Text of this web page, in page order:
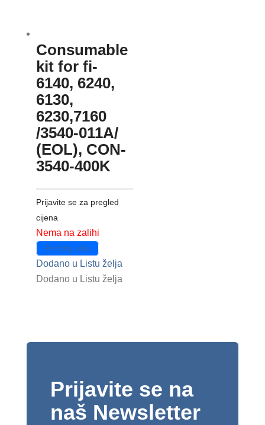
Consumable
kit for fi-
6140, 6240,
6130,
6230,7160
/3540-011A/
(EOL), CON-
3540-400K
Prijavite se za pregled
cijena
Nema na zalihi
Pročitaj više
Dodano u Listu želja
Dodano u Listu želja
Prijavite se na
naš Newsletter